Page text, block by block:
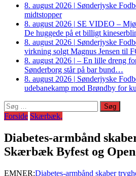
8. august 2026 | Sønderjyske
midtstopper
8. august 2026 | SE VIDEO –
De huggede på et billigt
8. august 2026 | Sønderjyske
virkning solgt Magnus Jensen til
8. august 2026 | – En lille dreng
Sønderborg står på bar bund…
8. august 2026 | Sønderjyske
udebanekamp mod Brøndby for
Søg
efter:
Forside Skærbæk,
Diabetes-armbånd
Skærbæk Byfest og
EMNER:Diabetes-armbånd skaber